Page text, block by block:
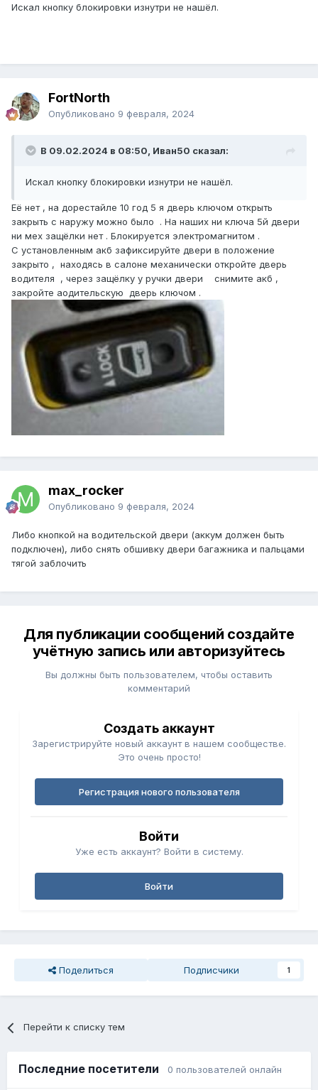
Искал кнопку блокировки изнутри не нашёл.
FоrtNorth
Опубликовано 9 февраля, 2024
В 09.02.2024 в 08:50, Иван50 сказал:
Искал кнопку блокировки изнутри не нашёл.
Её нет , на дорестайле 10 год 5 я дверь ключом открыть
закрыть с наружу можно было . На наших ни ключа 5й двери
ни мех защёлки нет . Блокируется электромагнитом .
С установленным акб зафиксируйте двери в положение
закрыто , находясь в салоне механически откройте дверь
водителя , через защёлку у ручки двери снимите акб ,
закройте аодительскую дверь ключом .
max_rocker
Опубликовано 9 февраля, 2024
Либо кнопкой на водительской двери (аккум должен быть
подключен), либо снять обшивку двери багажника и пальцами
тягой заблочить
Для публикации сообщений создайте
учётную запись или авторизуйтесь
Вы должны быть пользователем, чтобы оставить
комментарий
Создать аккаунт
Зарегистрируйте новый аккаунт в нашем сообществе.
Это очень просто!
Регистрация нового пользователя
Войти
Уже есть аккаунт? Войти в систему.
Войти
Поделиться Подписчики 1
Перейти к списку тем
Последние посетители 0 пользователей онлайн